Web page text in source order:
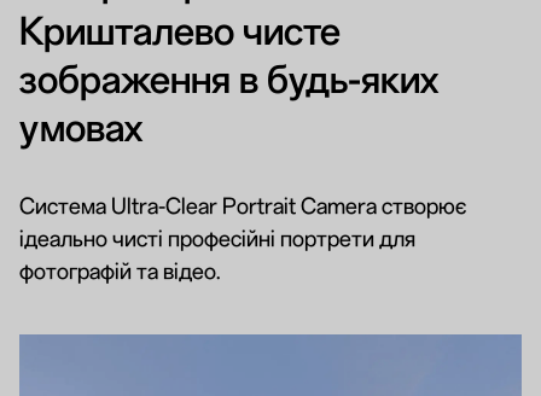
Кришталево чисте
зображення в будь-яких
умовах
Система Ultra-Clear Portrait Camera створює
ідеально чисті професійні портрети для
фотографій та відео.